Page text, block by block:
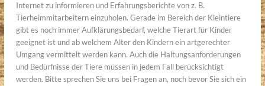
Internet zu informieren und Erfahrungsberichte von z. B.
Tierheimmitarbeitern einzuholen. Gerade im Bereich der Kleintiere
gibt es noch immer Aufklärungsbedarf, welche Tierart für Kinder
geeignet ist und ab welchem Alter den Kindern ein artgerechter
Umgang vermittelt werden kann. Auch die Haltungsanforderungen
und Bedürfnisse der Tiere müssen in jedem Fall berücksichtigt
werden. Bitte sprechen Sie uns bei Fragen an, noch bevor Sie sich ein